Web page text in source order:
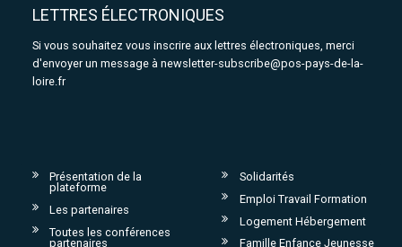
LETTRES ÉLECTRONIQUES
Si vous souhaitez vous inscrire aux lettres électroniques, merci
d'envoyer un message à newsletter-subscribe@pos-pays-de-la-
loire.fr
Présentation de la
plateforme
Les partenaires
Toutes les conférences
partenaires
Solidarités
Emploi Travail Formation
Logement Hébergement
Famille Enfance Jeunesse